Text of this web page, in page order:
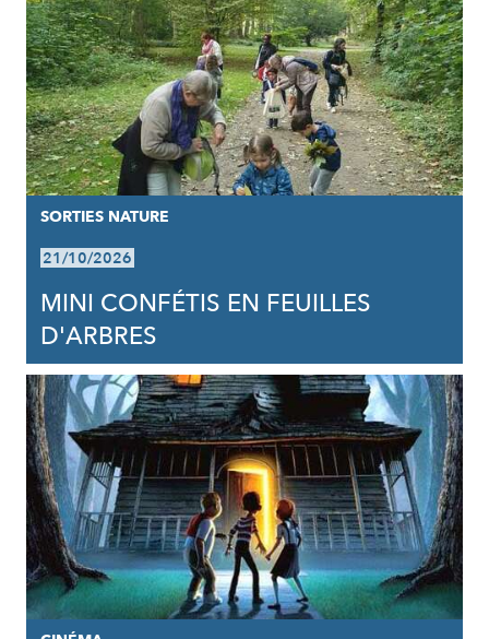
SORTIES NATURE
21/10/2026
MINI CONFÉTIS EN FEUILLES
D'ARBRES